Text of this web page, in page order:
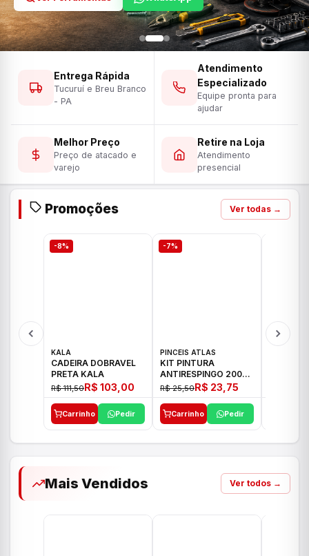
Entrega Rápida
Tucuruí e Breu Branco
- PA
Atendimento
Especializado
Equipe pronta para
ajudar
Melhor Preço
Preço de atacado e
varejo
Retire na Loja
Atendimento
presencial
Promoções Ver todas →
-8%
KALA
CADEIRA DOBRAVEL
PRETA KALA
R$ 111,50R$ 103,00
Carrinho Pedir
-7%
PINCEIS ATLAS
KIT PINTURA
ANTIRESPINGO 2003
ATLAS 03 PCS
R$ 25,50R$ 23,75
Carrinho Pedir
Mais Vendidos Ver todos →